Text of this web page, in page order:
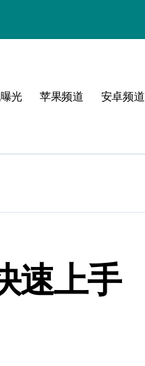
光 苹果频道 安卓频道
速上手